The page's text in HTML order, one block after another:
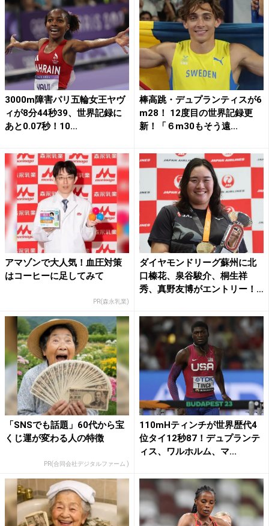
3000m障害パリ五輪女王ヤヴ
ィが8分44秒39、世界記録に
あと0.07秒！10...
棒高跳・デュプランティスが6
m28！ 12度目の世界記録更
新！「６m30もそう遠...
アマゾンで大人気！血圧対策
はコーヒーに足してみて
PR(森永乳業)
ダイヤモンドリーグ蘇州に北
口榛花、泉谷駿介、桐生祥
秀、真野友博がエントリー！
「SNSでも話題」60代から宝
くじ運が変わる人の特徴
PR(合同会社デジタルファーム )
110mHティンチが世界歴代4
位タイ12秒87！デュプランテ
ィス、ワルホルム、マ...